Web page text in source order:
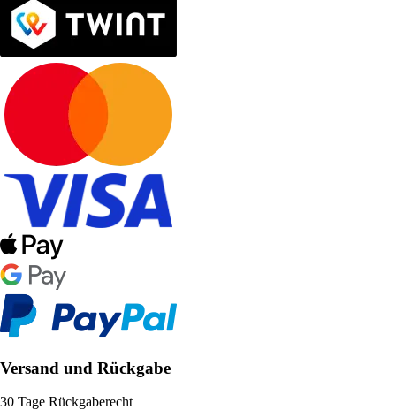
Versand und Rückgabe
30 Tage Rückgaberecht